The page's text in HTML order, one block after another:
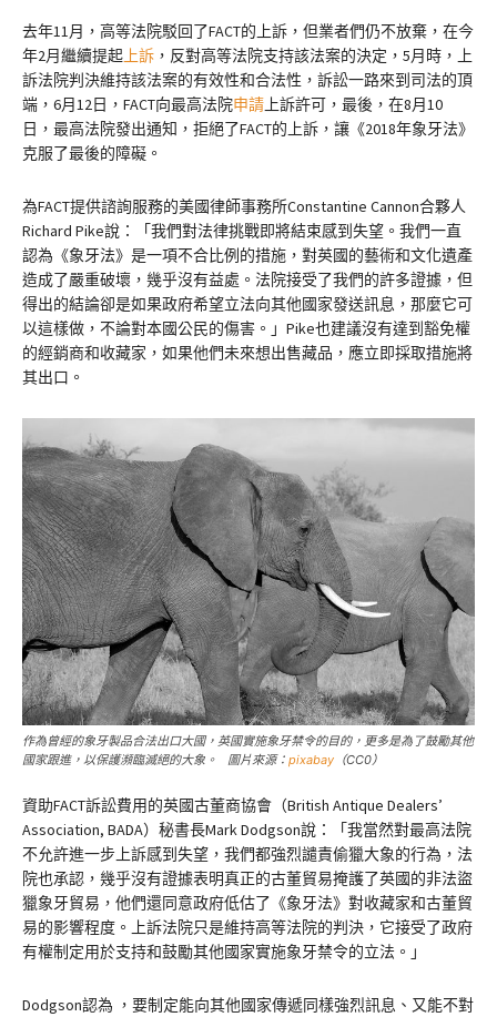
去年11月，高等法院駁回了FACT的上訴，但業者們仍不放棄，在今
年2月繼續提起 上訴 ，反對高等法院支持該法案的決定，5月時，上
訴法院判決維持該法案的有效性和合法性，訴訟一路來到司法的頂
端，6月12日，FACT向最高法院申請 上訴許可，最後，在8月10
日，最高法院發出通知，拒絕了FACT的上訴，讓《2018年象牙法》
克服了最後的障礙。
為FACT提供諮詢服務的美國律師事務所Constantine Cannon合夥人
Richard Pike說：「我們對法律挑戰即將結束感到失望。我們一直
認為《象牙法》是一項不合比例的措施，對英國的藝術和文化遺產
造成了嚴重破壞，幾乎沒有益處。法院接受了我們的許多證據，但
得出的結論卻是如果政府希望立法向其他國家發送訊息，那麼它可
以這樣做，不論對本國公民的傷害。」Pike也建議沒有達到豁免權
的經銷商和收藏家，如果他們未來想出售藏品，應立即採取措施將
其出口。
作為曾經的象牙製品合法出口大國，英國實施象牙禁令的目的，更多是為了鼓勵其他
國家跟進，以保護瀕臨滅絕的大象。 圖片來源： pixabay （CC0）
資助FACT訴訟費用的英國古董商協會（British Antique Dealers’
Association, BADA）秘書長Mark Dodgson說：「我當然對最高法院
不允許進一步上訴感到失望，我們都強烈譴責偷獵大象的行為，法
院也承認，幾乎沒有證據表明真正的古董貿易掩護了英國的非法盜
獵象牙貿易，他們還同意政府低估了《象牙法》對收藏家和古董貿
易的影響程度。上訴法院只是維持高等法院的判決，它接受了政府
有權制定用於支持和鼓勵其他國家實施象牙禁令的立法。」
Dodgson認為 ，要制定能向其他國家傳遞同樣強烈訊息、又能不對